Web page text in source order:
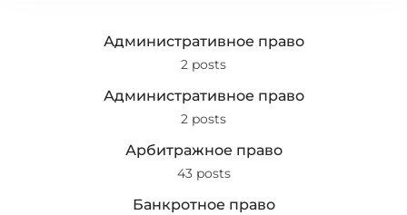
Административное право
2 posts
Административное право
2 posts
Арбитражное право
43 posts
Банкротное право